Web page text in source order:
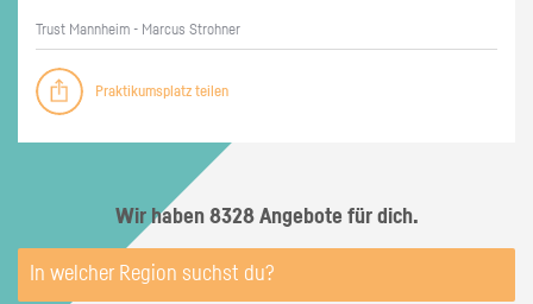
Trust Mann­heim - Mar­cus Stroh­ner
Praktikumsplatz teilen
Wir haben 8328 Angebote für dich.